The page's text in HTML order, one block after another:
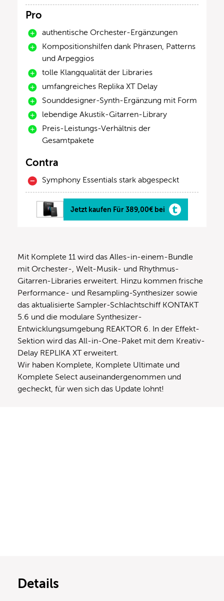
Pro
authentische Orchester-Ergänzungen
Kompositionshilfen dank Phrasen, Patterns
und Arpeggios
tolle Klangqualität der Libraries
umfangreiches Replika XT Delay
Sounddesigner-Synth-Ergänzung mit Form
lebendige Akustik-Gitarren-Library
Preis-Leistungs-Verhältnis der
Gesamtpakete
Contra
Symphony Essentials stark abgespeckt
Jetzt kaufen Für 389,00€ bei
Mit Komplete 11 wird das Alles-in-einem-Bundle
mit Orchester-, Welt-Musik- und Rhythmus-
Gitarren-Libraries erweitert. Hinzu kommen frische
Performance- und Resampling-Synthesizer sowie
das aktualisierte Sampler-Schlachtschiff KONTAKT
5.6 und die modulare Synthesizer-
Entwicklungsumgebung REAKTOR 6. In der Effekt-
Sektion wird das All-in-One-Paket mit dem Kreativ-
Delay REPLIKA XT erweitert.
Wir haben Komplete, Komplete Ultimate und
Komplete Select auseinandergenommen und
gecheckt, für wen sich das Update lohnt!
Details